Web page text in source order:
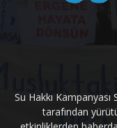
Su Hakkı Kampanyası
tarafından